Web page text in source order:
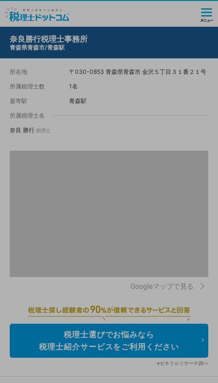
奈良勝行税理士事務所
青森県青森市/青森駅
所在地
〒030-0853 青森県青森市 金沢５丁目３１番２１号
所属税理士数
1名
最寄駅
青森駅
所属税理士名
奈良 勝行 税理士
Googleマップで見る
税理士選びでお悩みなら
税理士紹介サービスをご利用ください
※ゼネラルリサーチ調べ